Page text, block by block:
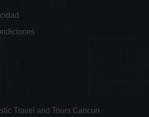
Travel and Tours Cancun